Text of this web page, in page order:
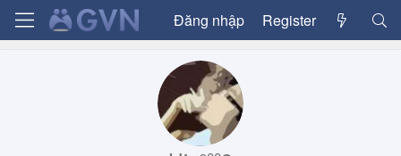
Đăng nhập Register